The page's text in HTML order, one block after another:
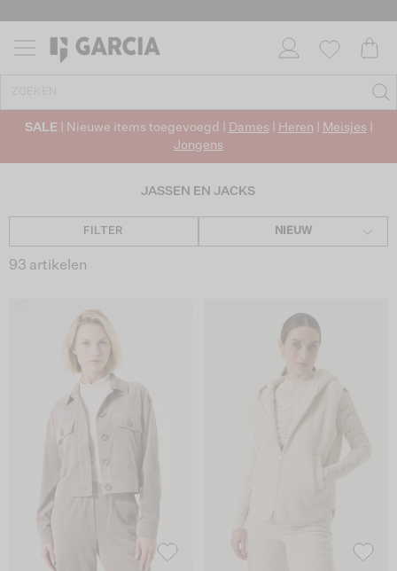
SALE | Nieuwe items toegevoegd | Dames Heren Meisjes
Jongens
JASSEN EN JACKS
FILTER NIEUW
93 artikelen